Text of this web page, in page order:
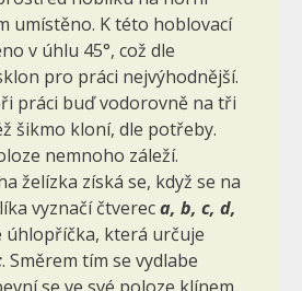
umístěno. K této hoblovací
v úhlu 45°, což dle
pro práci nejvýhodnější.
práci buď vodorovně na tři
šikmo kloní, dle potřeby.
nemnoho záleží.
že­lízka získá se, když se na
vyznačí čtvereca, b, c, d,
úhlopříčka, která určuje
. Směrem tím se vydlabe